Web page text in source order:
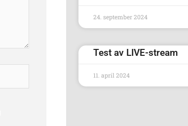
24. september 2024
Test av LIVE-stream
11. april 2024